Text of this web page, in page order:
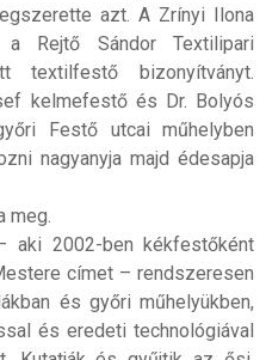
azt. A Zrínyi Ilona
a Rejtő Sándor Textilipari
textilfestő bizonyítványt.
kelmefestő és Dr. Bolyós
Festő utcai műhelyben
nagyanyja majd édesapja
meg.
aki 2002-ben kékfestőként
címet – rendszeresen
és győri műhelyükben,
és eredeti technológiával